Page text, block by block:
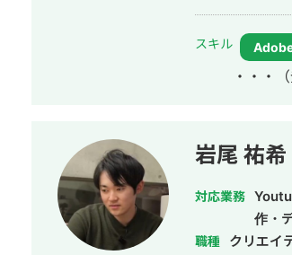
上、CPAの改
土日、特に関
ち合わせはオ
環境です。
タビュー kenja.tv/
_PR映像 https://youtu.be/
ク https://
ティブ（※ロ
ーレストラン
スキル
・・・
岩尾 祐希
対応業務
作・
職種 クリエイ